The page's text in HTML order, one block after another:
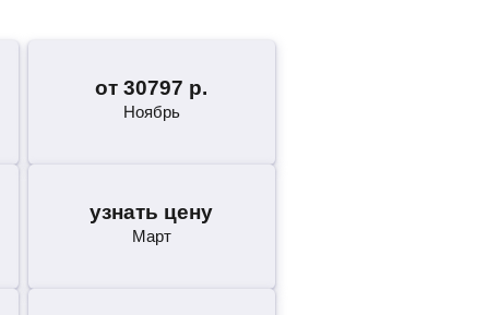
от30797 р.
Ноябрь
узнать цену
Март